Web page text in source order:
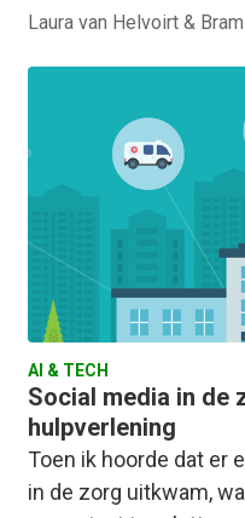
Laura van Helvoirt &
AI & TECH
Social media in de
hulpverlening
Toen ik hoorde dat er
in de zorg uitkwam,